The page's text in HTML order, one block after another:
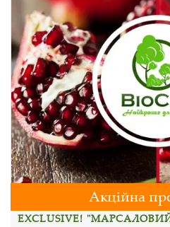
Акційна
EXCLUSIVE!